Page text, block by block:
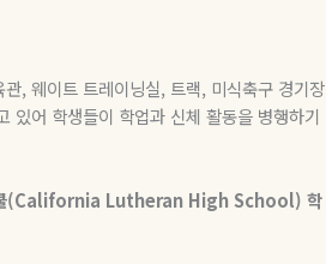
관, 웨이트 트레이닝실, 트랙, 미식축구 경기장
있어 학생들이 학업과 신체 활동을 병행하기
(California Lutheran High School) 학